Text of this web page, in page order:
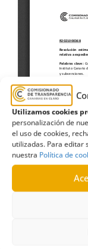
Utilizamos cookies
personalización de
el uso de cookies,
utilizadas. Para editar
nuestra Política de